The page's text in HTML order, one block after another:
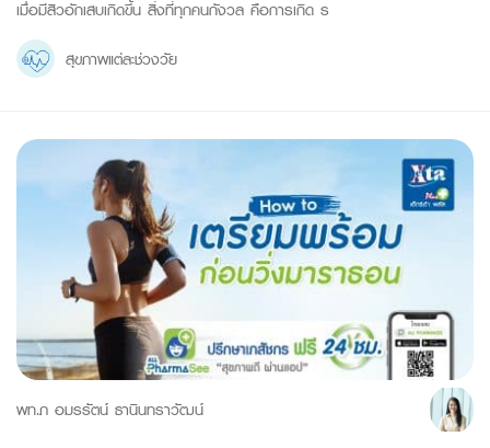
เมื่อมีสิวอักเสบเกิดขึ้น สิ่งที่ทุกคนกังวล คือการเกิด ร
สุขภาพแต่ละช่วงวัย
พท.ภ อมรรัตน์ ธานินทราวัฒน์